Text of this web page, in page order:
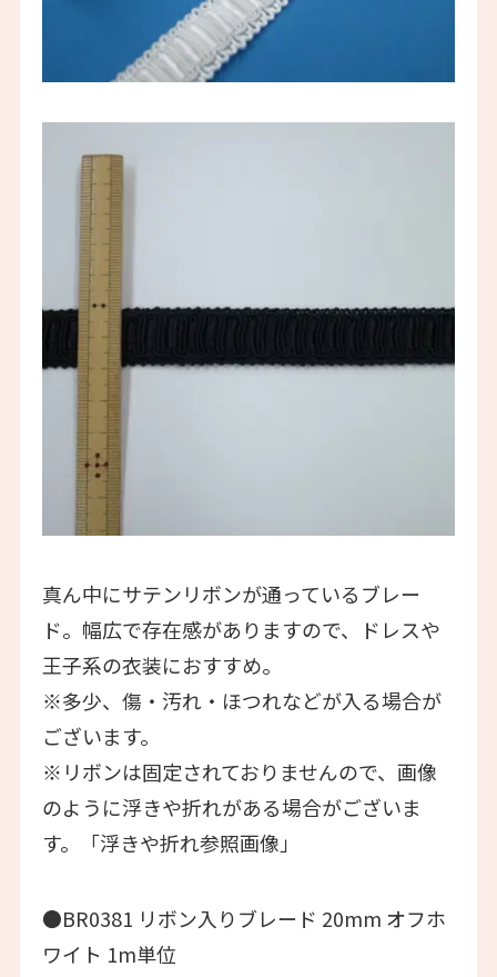
真ん中にサテンリボンが通っているブレー
ド。幅広で存在感がありますので、ドレスや
王子系の衣装におすすめ。
※多少、傷・汚れ・ほつれなどが入る場合が
ございます。
※リボンは固定されておりませんので、画像
のように浮きや折れがある場合がございま
す。「浮きや折れ参照画像」
●BR0381 リボン入りブレード 20mm オフホ
ワイト 1m単位